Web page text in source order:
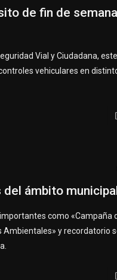
de fin de
Vial y Ciudadana,
vehiculares en
ámbito
como «Campaña
Ambientales» y recordatorio